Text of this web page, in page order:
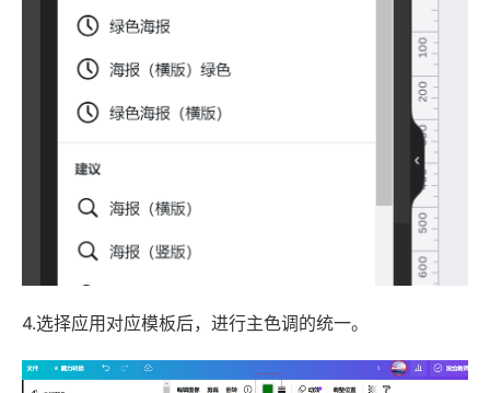
4.选择应用对应模板后，进行主色调的统一。